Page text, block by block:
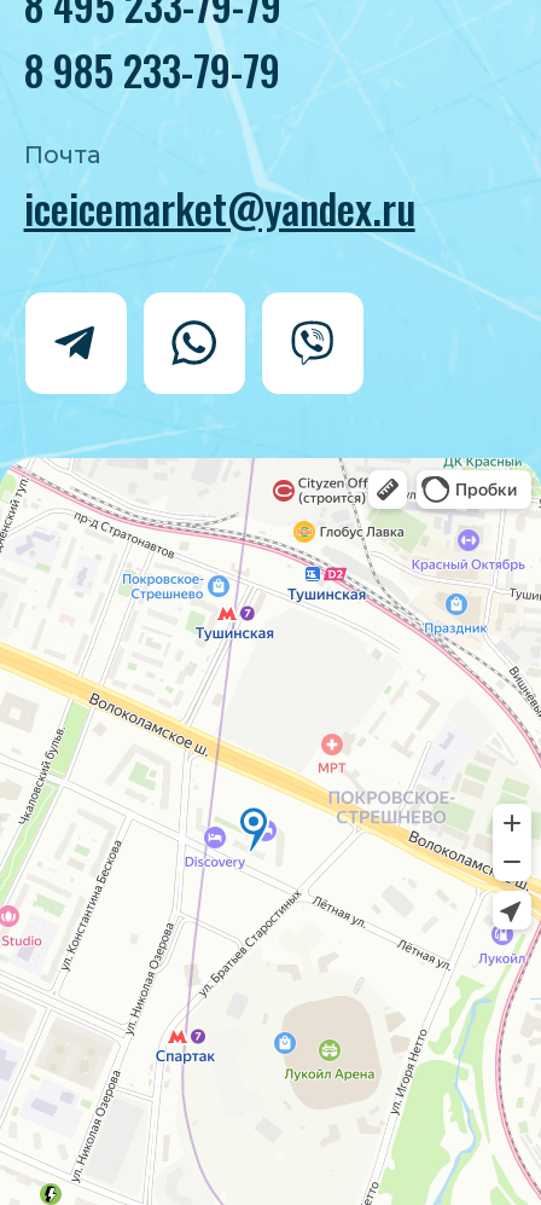
Политика конфиденциальности
IceIceMarket © 2025